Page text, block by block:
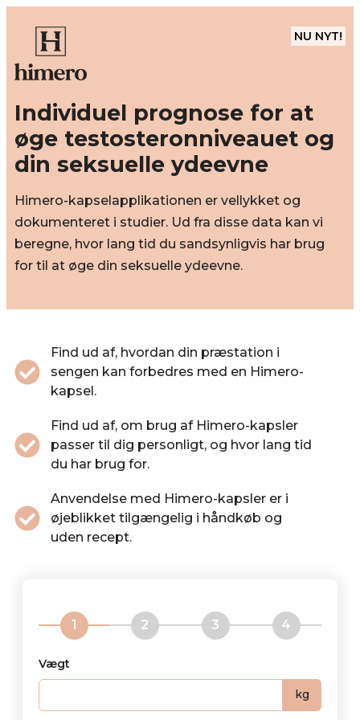
NU NYT!
Individuel prognose for at
øge testosteronniveauet og
din seksuelle ydeevne
Himero-kapselapplikationen er vellykket og
dokumenteret i studier. Ud fra disse data kan vi
beregne, hvor lang tid du sandsynligvis har brug
for til at øge din seksuelle ydeevne.
Find ud af, hvordan din præstation i
sengen kan forbedres med en Himero-
kapsel.
Find ud af, om brug af Himero-kapsler
passer til dig personligt, og hvor lang tid
du har brug for.
Anvendelse med Himero-kapsler er i
øjeblikket tilgængelig i håndkøb og
uden recept.
Vægt
kg